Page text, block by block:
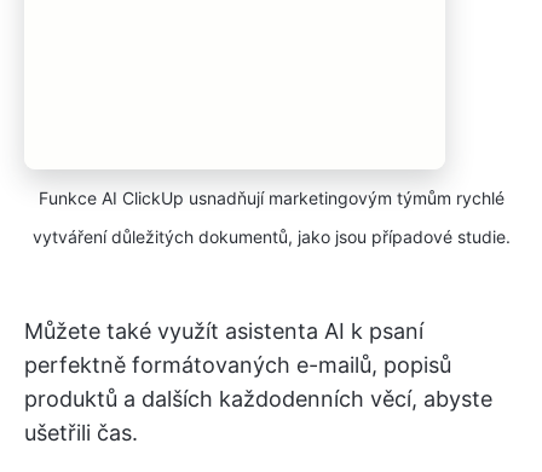
Funkce AI ClickUp usnadňují marketingovým týmům rychlé
vytváření důležitých dokumentů, jako jsou případové studie.
Můžete také využít asistenta AI k psaní
perfektně formátovaných e-mailů, popisů
produktů a dalších každodenních věcí, abyste
ušetřili čas.